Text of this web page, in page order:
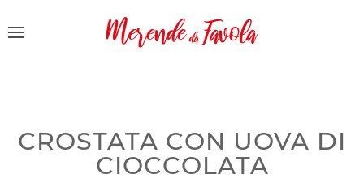
CROSTATA CON UOVA DI
CIOCCOLATA